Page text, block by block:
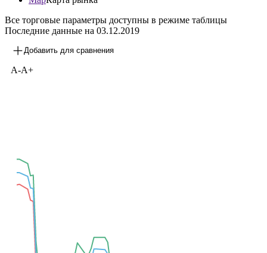
Все торговые параметры доступны в режиме таблицы
Последние данные на 03.12.2019
Добавить для сравнения